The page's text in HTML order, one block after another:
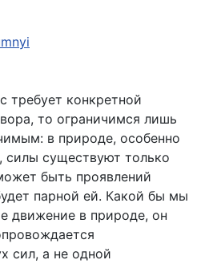
требует конкретной
то ограничимся лишь
в природе, особенно
силы существуют только
быть проявлений
парной ей. Какой бы мы
движение в природе, он
сил, а не одной